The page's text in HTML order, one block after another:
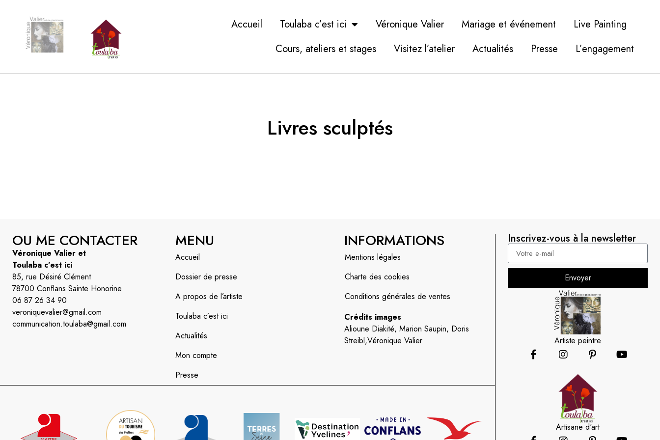
Accueil Toulaba c’est ici Véronique Valier Mariage et événement
Live Painting
Cours, ateliers et stages
Visitez l’atelier Actualités Presse L’engagement
Livres sculptés​
OU ME CONTACTER
Véronique Valier et
Toulaba c’est ici
85, rue Désiré Clément
78700 Conflans Sainte Honorine
06 87 26 34 90
veroniquevalier@gmail.com
communication.toulaba@gmail.com
MENU
Accueil
Dossier de presse
A propos de l’artiste
Toulaba c’est ici
Actualités
Mon compte
Presse
INFORMATIONS
Mentions légales
Charte des cookies
Conditions générales de ventes
Crédits images
Alioune Diakité, Marion Saupin, Doris
Streibl,Véronique Valier
Inscrivez-vous à la newsletter
Envoyer
Artiste peintre
Artisane d'art